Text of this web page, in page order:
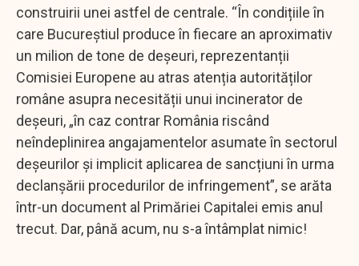
construirii unei astfel de centrale. “În condițiile în
care Bucureștiul produce în fiecare an aproximativ
un milion de tone de deșeuri, reprezentanții
Comisiei Europene au atras atenția autorităților
române asupra necesității unui incinerator de
deșeuri, „în caz contrar România riscând
neîndeplinirea angajamentelor asumate în sectorul
deșeurilor și implicit aplicarea de sancțiuni în urma
declanșării procedurilor de infringement”, se arăta
într-un document al Primăriei Capitalei emis anul
trecut. Dar, până acum, nu s-a întâmplat nimic!